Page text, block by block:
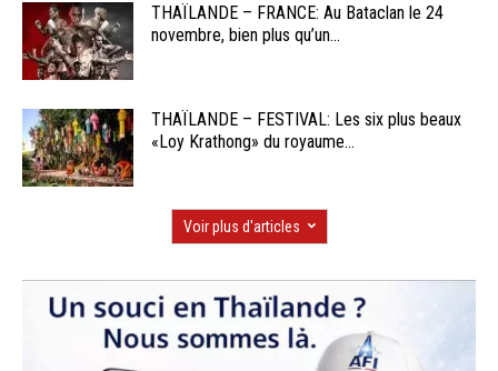
THAÏLANDE – FRANCE: Au Bataclan le 24
novembre, bien plus qu’un...
THAÏLANDE – FESTIVAL: Les six plus beaux
«Loy Krathong» du royaume...
Voir plus d'articles